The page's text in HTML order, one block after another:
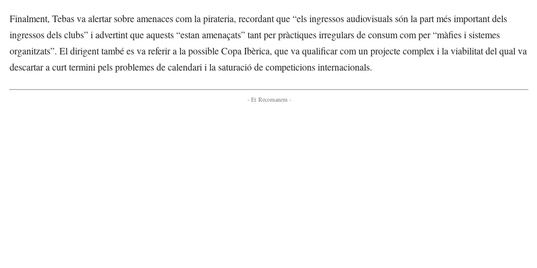
Finalment, Tebas va alertar sobre amenaces com la pirateria, recordant que “els ingressos audiovisuals són la part més important dels
ingressos dels clubs” i advertint que aquests “estan amenaçats” tant per pràctiques irregulars de consum com per “màfies i sistemes
organitzats”. El dirigent també es va referir a la possible Copa Ibèrica, que va qualificar com un projecte complex i la viabilitat del qual va
descartar a curt termini pels problemes de calendari i la saturació de competicions internacionals.
- Et Recomanem -